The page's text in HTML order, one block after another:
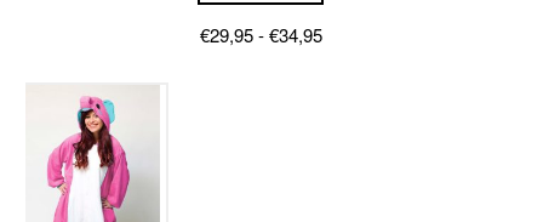
€29,95 - €34,95Prijsklasse: